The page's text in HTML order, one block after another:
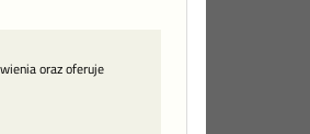
oraz oferuje